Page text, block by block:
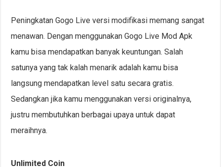
Peningkatan Gogo Live versi modifikasi memang sangat
menawan. Dengan menggunakan Gogo Live Mod Apk
kamu bisa mendapatkan banyak keuntungan. Salah
satunya yang tak kalah menarik adalah kamu bisa
langsung mendapatkan level satu secara gratis.
Sedangkan jika kamu menggunakan versi originalnya,
justru membutuhkan berbagai upaya untuk dapat
meraihnya.
Unlimited Coin